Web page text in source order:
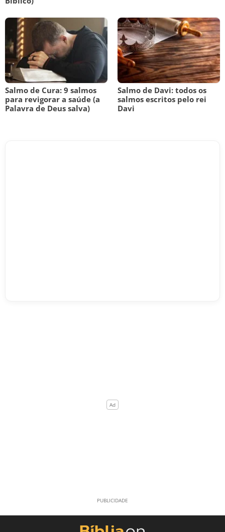
Salmo de Cura: 9 salmos
para revigorar a saúde (a
Palavra de Deus salva)
Salmo de Davi: todos os
salmos escritos pelo rei
Davi